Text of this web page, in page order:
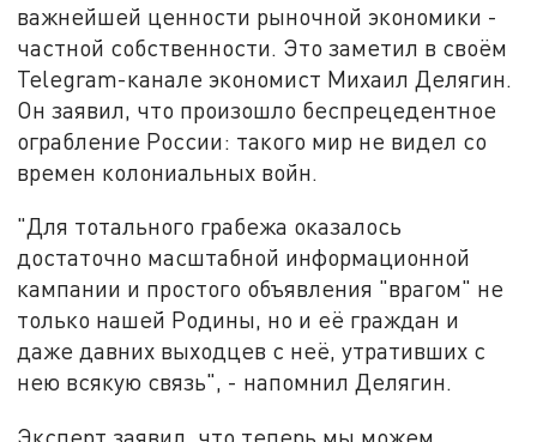
важнейшей ценности рыночной экономики -
частной собственности. Это заметил в своём
Telegram-канале экономист Михаил Делягин.
Он заявил, что произошло беспрецедентное
ограбление России: такого мир не видел со
времен колониальных войн.
"Для тотального грабежа оказалось
достаточно масштабной информационной
кампании и простого объявления "врагом" не
только нашей Родины, но и её граждан и
даже давних выходцев с неё, утративших с
нею всякую связь", - напомнил Делягин.